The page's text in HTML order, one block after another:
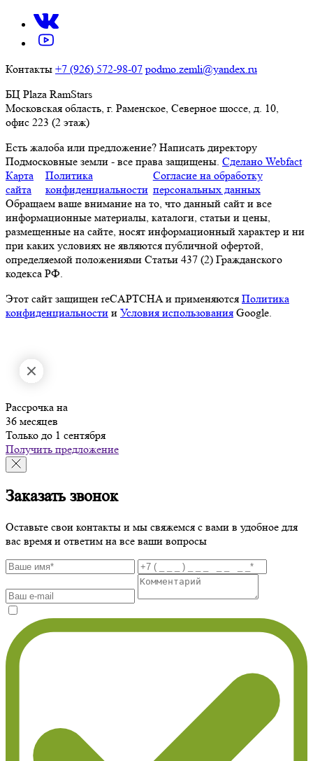
Контакты +7 (926) 572-98-07 podmo.zemli@yandex.ru
БЦ Plaza RamStars
Московская область, г. Раменское, Северное шоссе, д. 10,
офис 223 (2 этаж)
Есть жалоба или предложение? Написать директору
Подмосковные земли - все права защищены. Сделано Webfact
Карта
сайта
Политика
конфиденциальности
Согласие на обработку
персональных данных
Обращаем ваше внимание на то, что данный сайт и все
информационные материалы, каталоги, статьи и цены,
размещенные на сайте, носят информационный характер и ни
при каких условиях не являются публичной офертой,
определяемой положениями Статьи 437 (2) Гражданского
кодекса РФ.
Этот сайт защищен reCAPTCHA и применяются Политика
конфиденциальности и Условия использования Google.
Рассрочка на
36 месяцев
Только до 1 сентября
Получить предложение
Заказать звонок
Оставьте свои контакты и мы свяжемся с вами в удобное для
вас время и ответим на все ваши вопросы